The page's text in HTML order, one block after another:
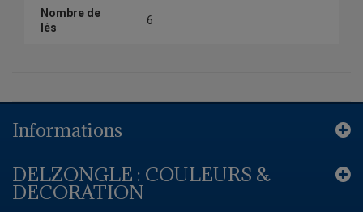
Nombre de
lés
6
Informations
DELZONGLE : COULEURS &
DECORATION